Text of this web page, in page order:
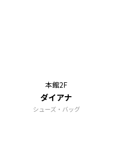
本館2F
ダイアナ
シューズ・バッグ